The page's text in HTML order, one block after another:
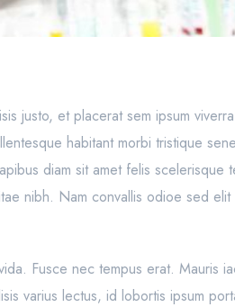
justo, et placerat sem ipsum
habitant morbi tristique
diam sit amet felis
nibh. Nam convallis odioe sed
Fusce nec tempus erat. Mauris
varius lectus, id lobortis ipsum